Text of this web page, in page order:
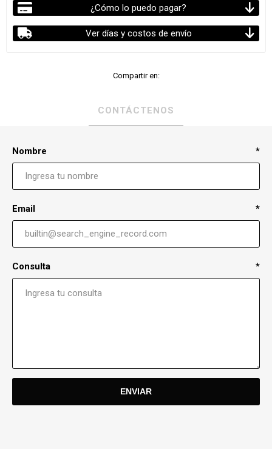
¿Cómo lo puedo pagar?
Ver días y costos de envío
Compartir en:
CONTÁCTENOS
Nombre *
Email *
Consulta *